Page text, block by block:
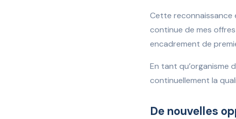
Cette reconnaissance
continue de mes
encadrement de
En tant qu’organisme
continuellement la
De nouvelles